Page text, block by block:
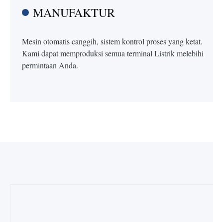
MANUFAKTUR
Mesin otomatis canggih, sistem kontrol proses yang ketat.
Kami dapat memproduksi semua terminal Listrik melebihi
permintaan Anda.